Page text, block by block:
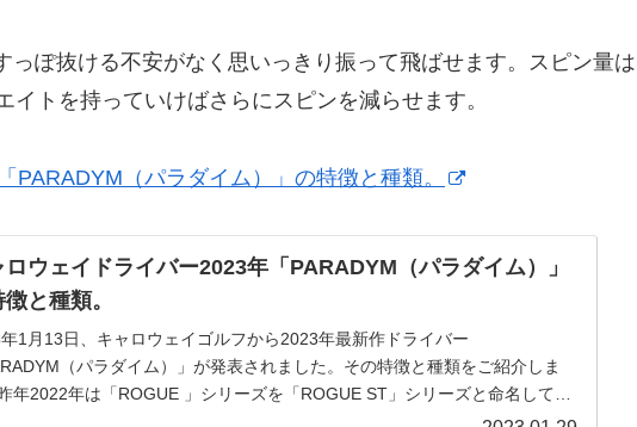
っぽ抜ける不安がなく思いっきり振って飛ばせます。スピン量は
イトを持っていけばさらにスピンを減らせます。
PARADYM（パラダイム）」の特徴と種類。
ロウェイドライバー2023年「PARADYM（パラダイム）」
と種類。
1月13日、キャロウェイゴルフから2023年最新作ドライバー
（パラダイム）」が発表されました。その特徴と種類をご紹介しま
年2022年は「ROGUE 」シリーズを「ROGUE ST」シリーズと命名して発